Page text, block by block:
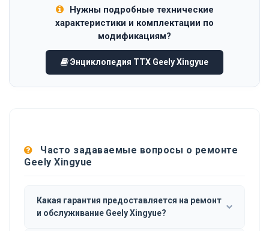
Нужны подробные технические
характеристики и комплектации по
модификациям?
Энциклопедия ТТХ Geely Xingyue
Часто задаваемые вопросы о ремонте
Geely Xingyue
Какая гарантия предоставляется на ремонт
и обслуживание Geely Xingyue?